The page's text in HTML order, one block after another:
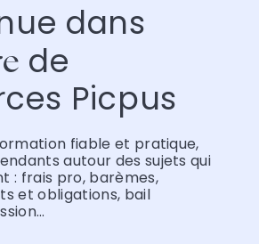
dans
de
Picpus
fiable et pratique,
autour des sujets qui
: frais pro, barèmes,
et obligations, bail